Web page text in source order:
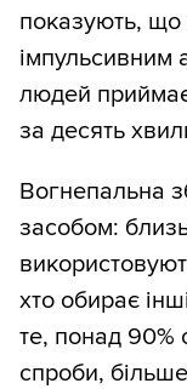
показують, що
імпульсивним
людей
за десять
Вогнепальна
засобом:
хто обирає
те, понад 90%
спроби,